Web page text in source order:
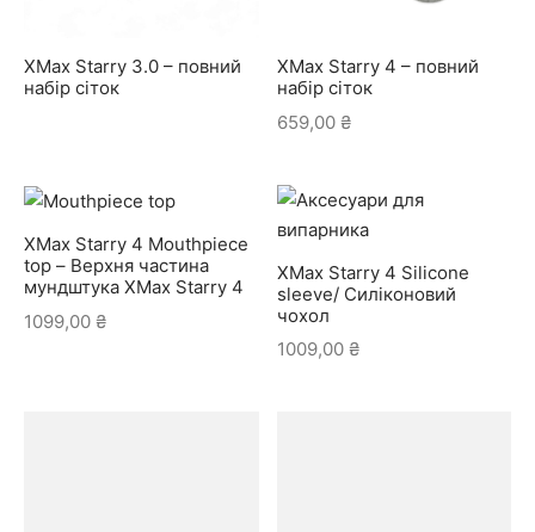
XMax Starry 3.0 – повний
набір сіток
XMax Starry 4 – повний
набір сіток
659,00 ₴
XMax Starry 4 Mouthpiece
top – Верхня частина
мундштука XMax Starry 4
1099,00 ₴
XMax Starry 4 Silicone
sleeve/ Силіконовий
чохол
1009,00 ₴